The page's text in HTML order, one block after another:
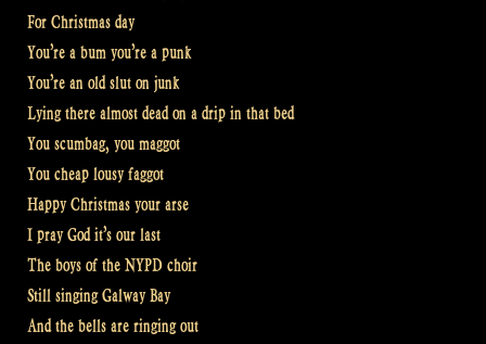
For Christmas day
You’re a bum you’re a punk
You’re an old slut on junk
Lying there almost dead on a drip in that bed
You scumbag, you maggot
You cheap lousy faggot
Happy Christmas your arse
I pray God it’s our last
The boys of the NYPD choir
Still singing Galway Bay
And the bells are ringing out